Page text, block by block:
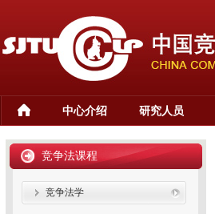
中心介绍 研究人员
竞争法课程
竞争法学